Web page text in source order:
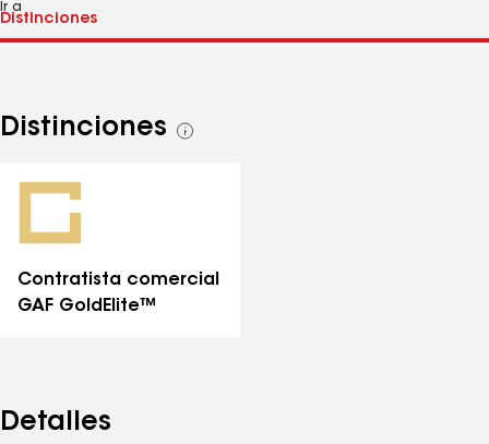
Ir a
Distinciones
Ver
Contratista comercial
GAF GoldElite™
Detalles